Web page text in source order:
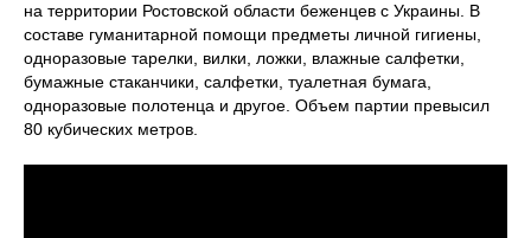
на территории Ростовской области беженцев с Украины. В
составе гуманитарной помощи предметы личной гигиены,
одноразовые тарелки, вилки, ложки, влажные салфетки,
бумажные стаканчики, салфетки, туалетная бумага,
одноразовые полотенца и другое. Объем партии превысил
80 кубических метров.